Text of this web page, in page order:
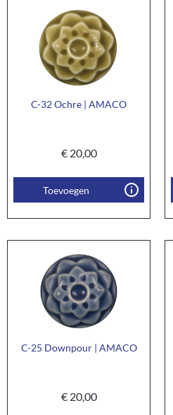
C-32 Ochre | AMACO
€20,00
Toevoegen
C-25 Downpour | AMACO
€20,00